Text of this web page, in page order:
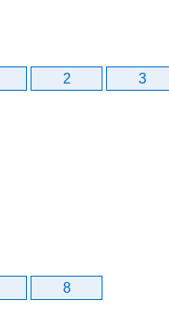
2 3
8